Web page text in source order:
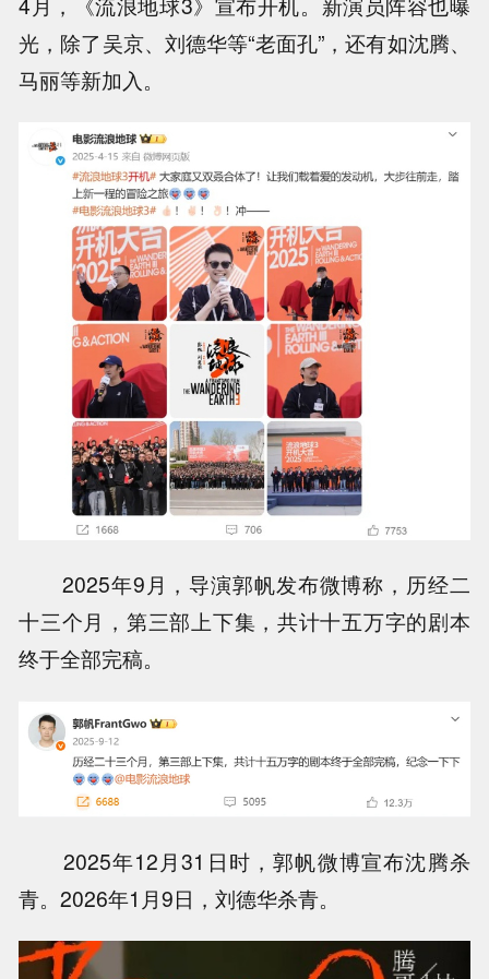
光，除了吴京、刘德华等“老面孔”，还有如沈腾、
马丽等新加入。
2025年9月，导演郭帆发布微博称，历经二
十三个月，第三部上下集，共计十五万字的剧本
终于全部完稿。
2025年12月31日时，郭帆微博宣布沈腾杀
青。2026年1月9日，刘德华杀青。